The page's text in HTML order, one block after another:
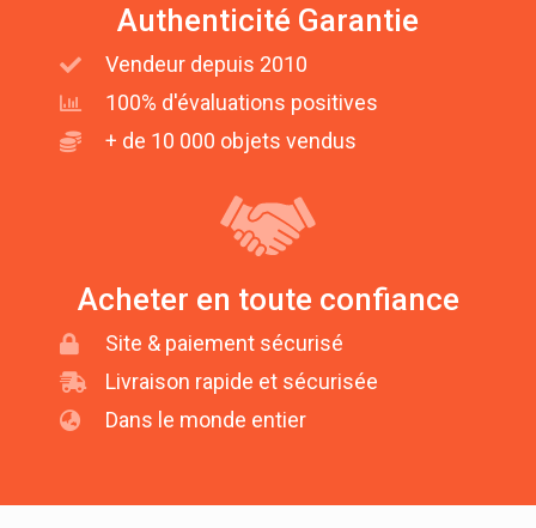
Authenticité Garantie
Vendeur depuis 2010
100% d'évaluations positives
+ de 10 000 objets vendus
Acheter en toute confiance
Site & paiement sécurisé
Livraison rapide et sécurisée
Dans le monde entier